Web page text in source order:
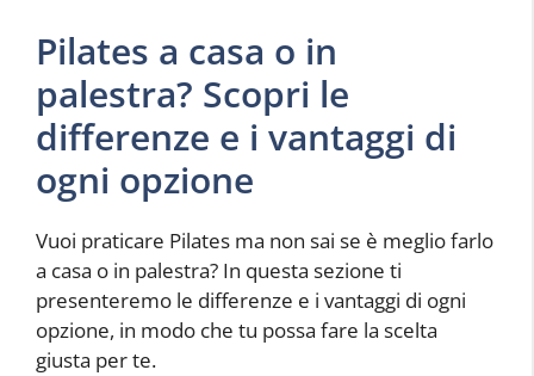
Pilates a casa o in
palestra? Scopri le
differenze e i vantaggi di
ogni opzione
Vuoi praticare Pilates ma non sai se è meglio farlo
a casa o in palestra? In questa sezione ti
presenteremo le differenze e i vantaggi di ogni
opzione, in modo che tu possa fare la scelta
giusta per te.